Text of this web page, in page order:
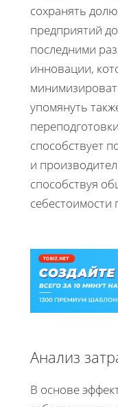
сохранять
предприятий
последними
инновации,
упомянуть
способствует
и
способствуя
себестоимости
Анализ
В основе